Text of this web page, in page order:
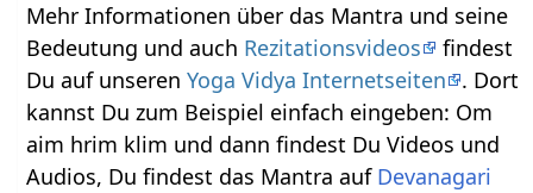
Mehr Informationen über das Mantra und seine
Bedeutung und auch Rezitationsvideos
findest
Du auf unserenYoga Vidya Internetseiten
. Dort
kannst Du zum Beispiel einfach eingeben: Om
aim hrim klim und dann findest Du Videos und
Audios, Du findest das Mantra auf Devanagari